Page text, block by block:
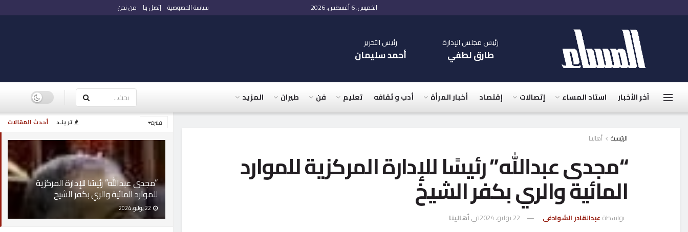
أحدث المقالات ترينـد فلترة
“مجدى عبدالله” رئيسًا للإدارة المركزية
للموارد المائية والري بكفر الشيخ
الخميس, 6 أغسطس, 2026 سياسة الخصوصية إتصل بنا من نحن
رئيس مجلس الإدارة
طارق لطفي
رئيس التحرير
أحمد سليمان
آخر الأخبار استاد المساء إتصالات إقتصاد أخبار المرأة أدب و ثقافه تعليم فن طيران المزيد
الرئيسية أهالينا
“مجدى عبدالله” رئيسًا للإدارة المركزية للموارد
المائية والري بكفر الشيخ
بواسطة عبدالقادر الشوادفى 22 يوليو، 2024 فيأهالينا